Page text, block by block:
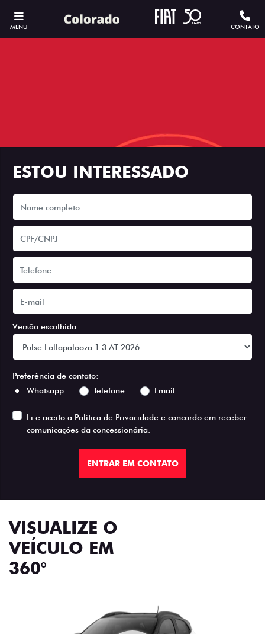
MENU CONTATO
ESTOU INTERESSADO
Versão escolhida
Preferência de contato:
Whatsapp
Telefone Email
Li e aceito a Política de Privacidade e concordo em receber
comunicações da concessionária.
ENTRAR EM CONTATO
VISUALIZE O
VEÍCULO EM
360°